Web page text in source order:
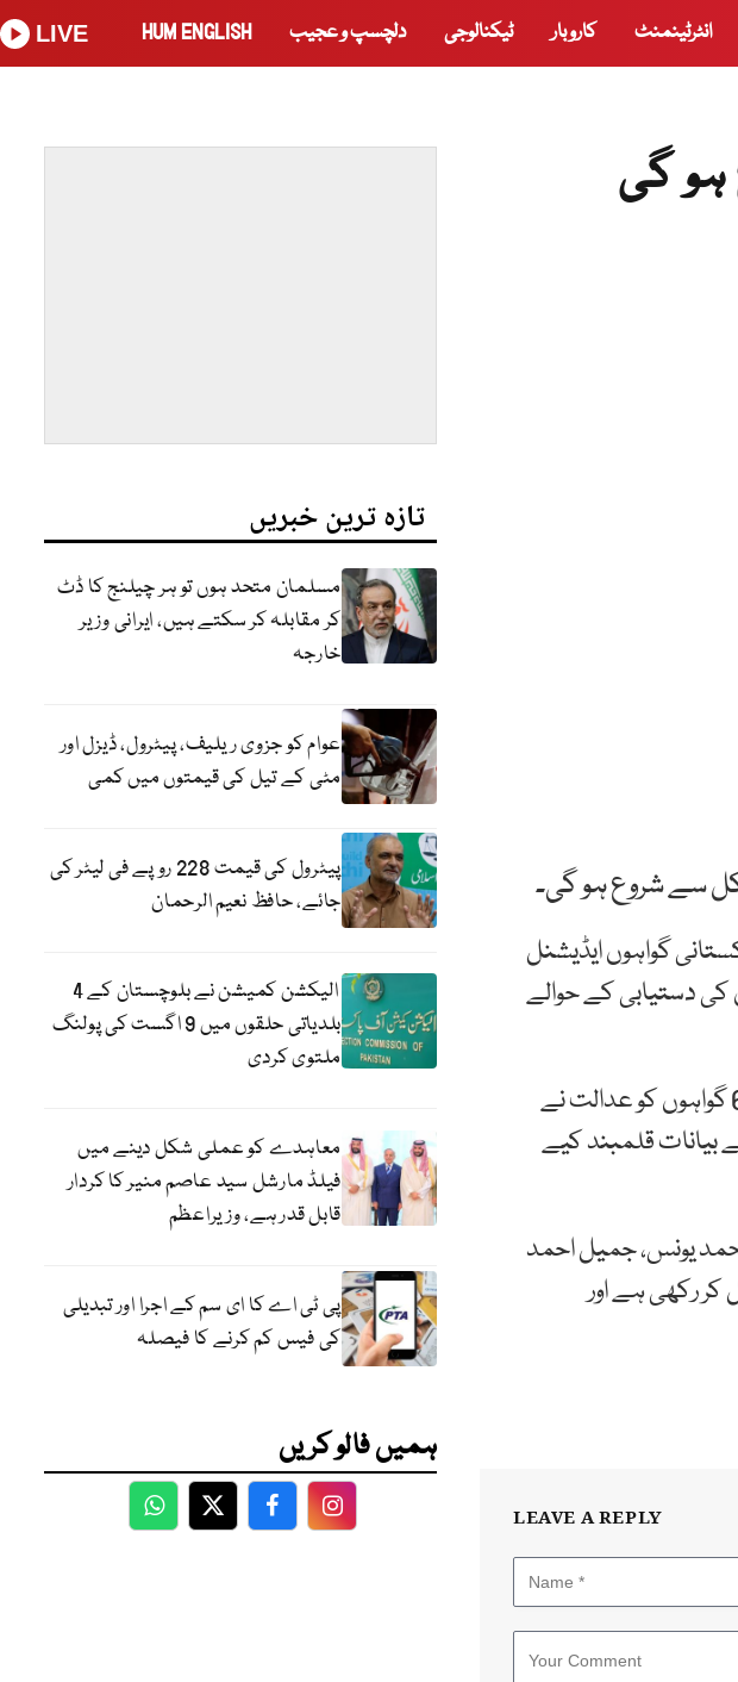
انٹرٹینمنٹ کاروبار ٹیکنالوجی دلچسپ و عجیب HUM ENGLISH
LIVE
گی
سے شروع ہو گی۔
گواہوں ایڈیشنل
اختر کو طلب کر رکھا ہے جبکہ 27 بھارتی گواہوں کی دستیابی کے حوالے
اس مقدمے میں ایف آئی اے کی طرف سے 150 گواہوں کی فہرست دی گئی تھی جن میں 63 گواہوں کو عدالت نے
اب تک مجموعی طور پر ایف آئی اے کے 85 گواہوں کے بیانات قلمبند کیے
یونس، جمیل احمد
رکھی ہے اور
LEAVE A REPLY
تازہ ترین خبریں
مسلمان متحد ہوں تو ہر چیلنج کا ڈٹ
کر مقابلہ کر سکتے ہیں، ایرانی وزیر
خارجہ
عوام کو جزوی ریلیف، پیٹرول، ڈیزل اور
مٹی کے تیل کی قیمتوں میں کمی
پیٹرول کی قیمت 228 روپے فی لیٹر کی
جائے، حافظ نعیم الرحمان
الیکشن کمیشن نے بلوچستان کے 4
بلدیاتی حلقوں میں 9 اگست کی پولنگ
ملتوی کردی
معاہدے کو عملی شکل دینے میں
فیلڈ مارشل سید عاصم منیر کا کردار
قابل قدر ہے، وزیراعظم
پی ٹی اے کا ای سم کے اجرا اور تبدیلی
کی فیس کم کرنے کا فیصلہ
ہمیں فالو کریں
WhatsApp
TwitterFacebookFacebook